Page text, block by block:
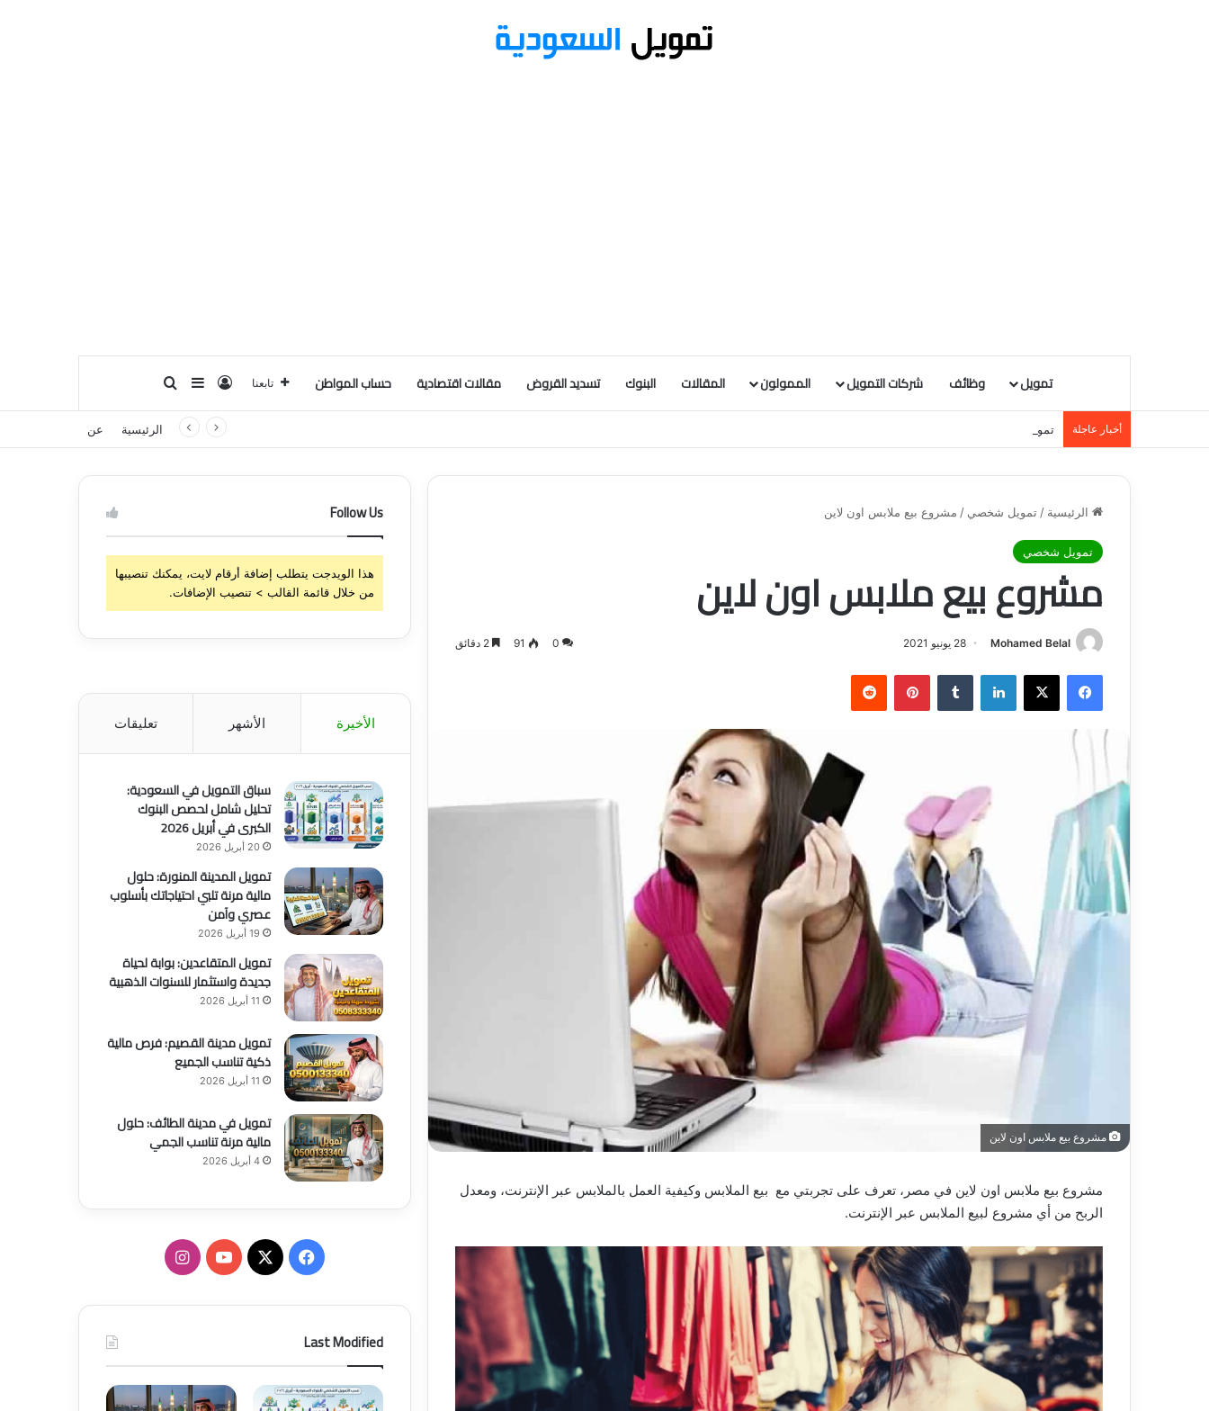
تمويل وظائف شركات التمويل الممولون المقالات البنوك تسديد القروض مقالات اقتصادية حساب المواطن تابعنا تسجيل الدخول
إضافة عمود جانبي
أخبار عاجلة تمويل المدينة المنورة: حلول مالية مرنة تلبي احتياجاتك بأسلوب عصري وآمن الرئيسية عن
الرئيسية / تمويل شخصي / مشروع بيع ملابس اون لاين
تمويل شخصي
مشروع بيع ملابس اون لاين
Mohamed Belal 28 يونيو 2021 0
91
فيسبوك لينكدإن بينتيريست
مشروع بيع ملابس اون لاين
مشروع بيع ملابس اون لاين في مصر، تعرف على تجربتي مع بيع الملابس وكيفية العمل بالملابس عبر الإنترنت، ومعدل
الربح من أي مشروع لبيع الملابس عبر الإنترنت.
Follow Us
هذا الويدجت يتطلب إضافة أرقام لايت، يمكنك تنصيبها
من خلال قائمة القالب > تنصيب الإضافات.
الأخيرة الأشهر تعليقات
سباق التمويل في السعودية:
تحليل شامل لحصص البنوك
الكبرى في أبريل 2026
20 أبريل 2026
تمويل المدينة المنورة: حلول
مالية مرنة تلبي احتياجاتك بأسلوب
عصري وآمن
19 أبريل 2026
تمويل المتقاعدين: بوابة لحياة
جديدة واستثمار للسنوات الذهبية
11 أبريل 2026
تمويل مدينة القصيم: فرص مالية
ذكية تناسب الجميع
11 أبريل 2026
تمويل في مدينة الطائف: حلول
مالية مرنة تناسب الجمي
4 أبريل 2026
ف
ب
و
u
T
ا
ت
ق
Last Modified